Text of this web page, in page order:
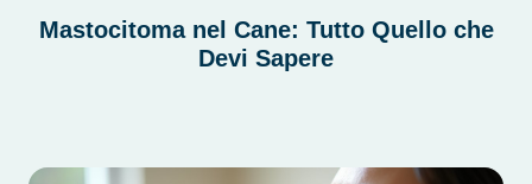
Mastocitoma nel Cane: Tutto Quello che
Devi Sapere